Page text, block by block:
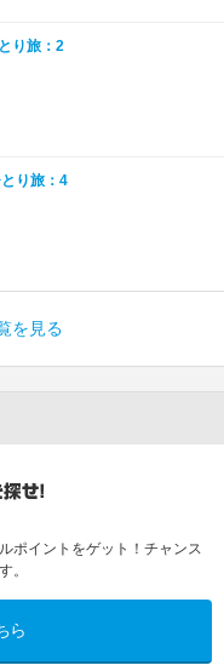
り旅：2
り旅：4
を見る
ポイントをゲット！チャンス
。
ら